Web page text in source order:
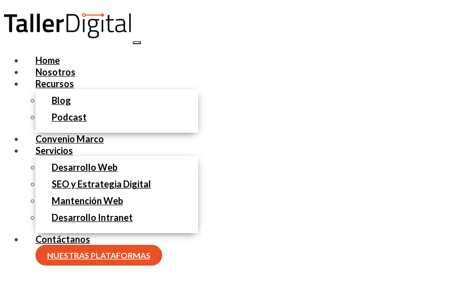
Home
Nosotros
Recursos
Blog
Podcast
Convenio Marco
Servicios
Desarrollo Web
SEO y Estrategia Digital
Mantención Web
Desarrollo Intranet
Contáctanos
NUESTRAS PLATAFORMAS